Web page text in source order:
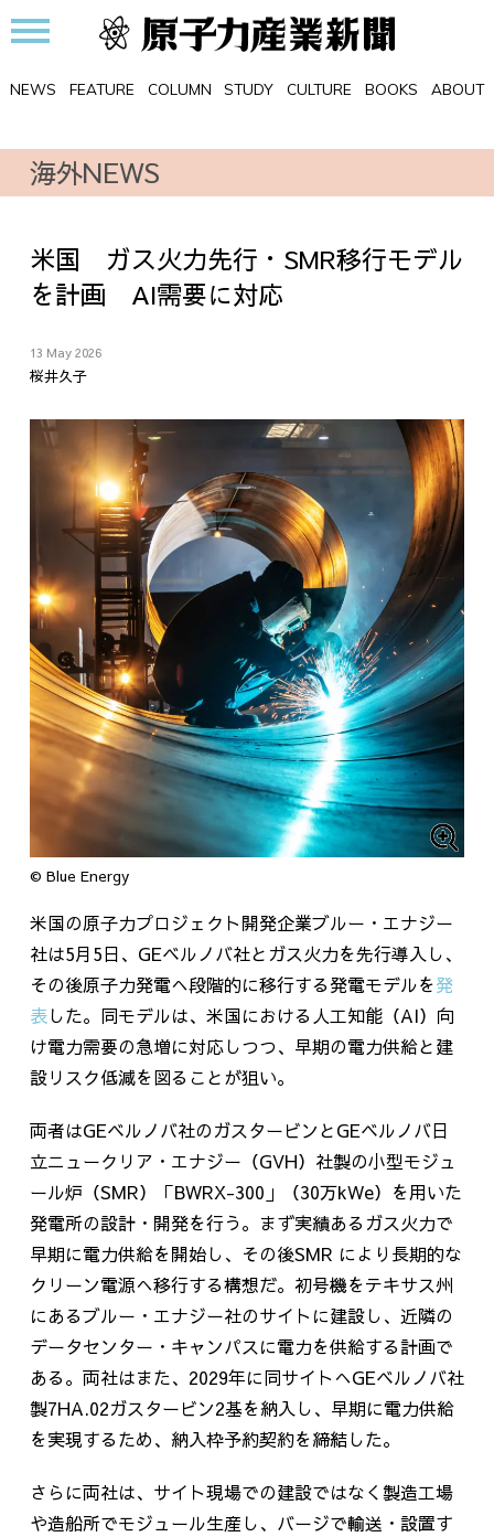
NEWS FEATURE COLUMN STUDY CULTURE BOOKS ABOUT
海外NEWS
米国 ガス火力先行・SMR移行モデル
を計画 AI需要に対応
13 May 2026
桜井久子
© Blue Energy
米国の原子力プロジェクト開発企業ブルー・エナジー
社は5月5日、 GEベルノバ社とガス火力を先行導入し、
その後原子力発電へ段階的に移行する発電モデルを発
表した。同モデルは、米国における人工知能（AI）向
け電力需要の急増に対応しつつ、早期の電力供給と建
設リスク低減を図ることが狙い。
両者はGEベルノバ社のガスタービンとGEベルノバ日
立ニュークリア・エナジー（GVH）社製の小型モジュ
ール炉（SMR）「BWRX-300 」（30万kWe）を用いた
発電所の設計・開発を行う。まず実績あるガス火力で
早期に電力供給を開始し、その後SMR により長期的な
クリーン電源へ移行する構想だ。初号機をテキサス州
にあるブルー・エナジー社のサイトに建設し、近隣の
データセンター・キャンパスに電力を供給する計画で
ある。両社はまた、 2029年に同サイトへGEベルノバ社
製7HA.02ガスタービン2基を納入し、早期に電力供給
を実現するため、納入枠予約契約を締結した。
さらに両社は、サイト現場での建設ではなく製造工場
や造船所でモジュール生産し、バージで輸送・設置す